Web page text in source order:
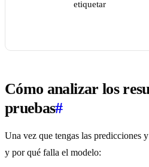
etiquetar
Cómo analizar los
pruebas#
Una vez que tengas las predicciones
y por qué falla el modelo: